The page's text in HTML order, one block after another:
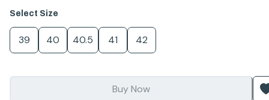
Select Size
39 40 40.5 41 42
Buy Now